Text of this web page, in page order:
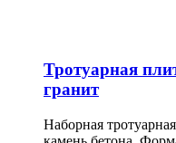
Тротуарная
гранит
Наборная